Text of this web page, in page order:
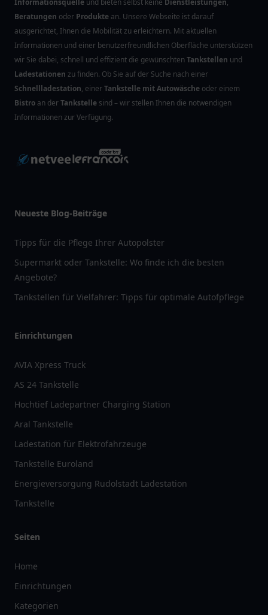
Informationsquelle und bieten selbst keine Dienstleistungen,
Beratungen oder Produkte an. Unsere Webseite ist darauf
ausgerichtet, Ihnen die Mobilität zu erleichtern. Mit aktuellen
Informationen und einer benutzerfreundlichen Oberfläche unterstützen
wir Sie dabei, schnell und effizient die gewünschtenTankstellen und
Ladestationen zu finden. Ob Sie auf der Suche nach einer
Schnellladestation, einerTankstelle mit Autowäsche oder einem
Bistro an derTankstelle sind – wir stellen Ihnen die notwendigen
Informationen zur Verfügung.
Neueste Blog-Beiträge
Tipps für die Pflege Ihrer Autopolster
Supermarkt oder Tankstelle: Wo finde ich die besten
Angebote?
Tankstellen für Vielfahrer: Tipps für optimale Autofpflege
Einrichtungen
AVIA Xpress Truck
AS 24 Tankstelle
Hochtief Ladepartner Charging Station
Aral Tankstelle
Ladestation für Elektrofahrzeuge
Tankstelle Euroland
Energieversorgung Rudolstadt Ladestation
Tankstelle
Seiten
Home
Einrichtungen
Kategorien